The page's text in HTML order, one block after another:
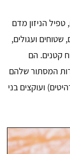
הניזון מדם
ועגולים,
קטנים. הם
המסתור שלהם
ועוקצים בני